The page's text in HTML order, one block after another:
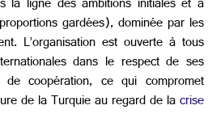
la ligne des ambitions initiales et à
gardées), dominée par les
L’organisation est ouverte à tous
dans le respect de ses
coopération, ce qui compromet
de la Turquie au regard de lacrise